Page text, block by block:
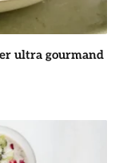
ultra gourmand